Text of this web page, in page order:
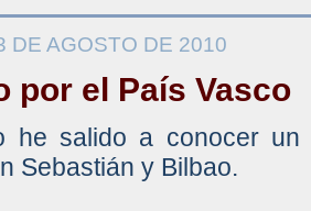
DE AGOSTO DE 2010
por el País Vasco
he salido a conocer
Sebastián y Bilbao.